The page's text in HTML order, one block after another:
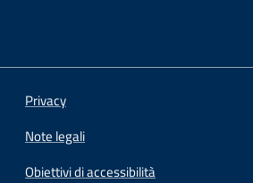
Privacy
Note legali
Obiettivi di accessibilità